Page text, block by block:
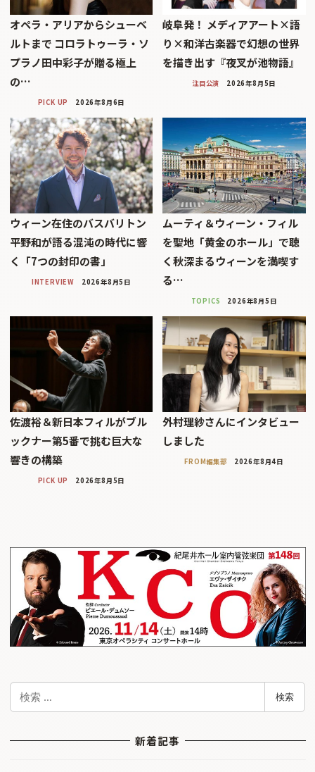
オペラ・アリアからシューベ
ルトまで コロラトゥーラ・ソ
プラノ田中彩子が贈る極上
の…
PICK UP 2026年8月6日
岐阜発！ メディアアート×語
り×和洋古楽器で幻想の世界
を描き出す『夜叉が池物語』
注目公演 2026年8月5日
ウィーン在住のバスバリトン
平野和が語る混沌の時代に響
く「7つの封印の書」
INTERVIEW 2026年8月5日
ムーティ＆ウィーン・フィル
を聖地「黄金のホール」で聴
く秋深まるウィーンを満喫す
る…
TOPICS 2026年8月5日
佐渡裕＆新日本フィルがブル
ックナー第5番で挑む巨大な
響きの構築
PICK UP 2026年8月5日
外村理紗さんにインタビュー
しました
FROM編集部 2026年8月4日
検
検索
新着記事